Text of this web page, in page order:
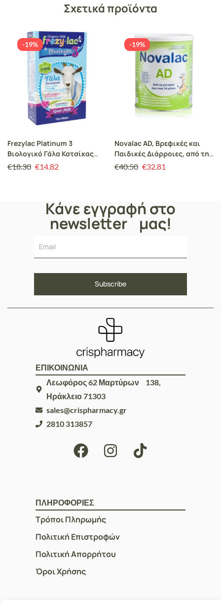
Σχετικά προϊόντα
-19%
Frezylac Platinum 3
Βιολογικό Γάλα Κατσίκας
400gr
€18.30 €14.82
-19%
Novalac AD, Βρεφικές και
Παιδικές Διάρροιες, από τη
Γέννηση έως 36 Μηνών
€40.50 €32.81
Κάνε εγγραφή στο
newsletter μας!
ΕΠΙΚΟΙΝΩΝΙΑ
Λεωφόρος 62 Μαρτύρων 138,
Ηράκλειο 71303
sales@crispharmacy.gr
2810 313857
ΠΛΗΡΟΦΟΡΙΕΣ
Τρόποι Πληρωμής
Πολιτική Επιστροφών
Πολιτική Απορρήτου
Όροι Χρήσης